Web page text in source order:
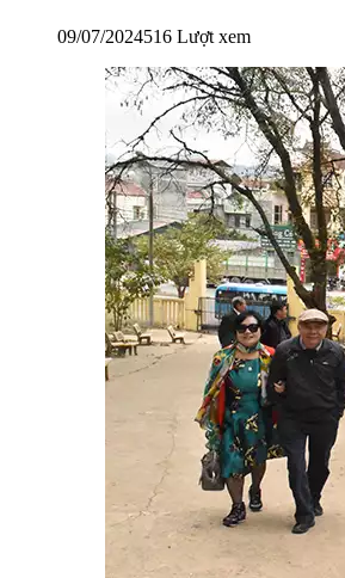
09/07/2024516 Lượt xem